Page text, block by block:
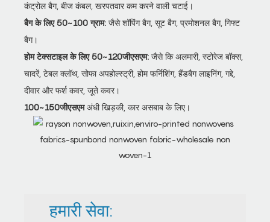
कंट्रोल बैग, बीज कंबल, खरपतवार कम करने वाली चटाई।
बैग के लिए 50~100 ग्राम: जैसे शॉपिंग बैग, सूट बैग, प्रमोशनल बैग, गिफ्ट
बैग।
होम टेक्सटाइल के लिए 50~120जीएसएम: जैसे कि अलमारी, स्टोरेज बॉक्स,
चादरें, टेबल क्लॉथ, सोफा अपहोल्स्ट्री, होम फर्निशिंग, हैंडबैग लाइनिंग, गद्दे,
दीवार और फर्श कवर, जूते कवर।
100~150जीएसएमअंधी खिड़की, कार असबाब के लिए।
हमारी सेवा: